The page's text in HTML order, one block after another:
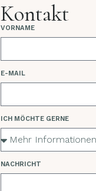
Kontakt
VORNAME
E-MAIL
ICH MÖCHTE GERNE
NACHRICHT